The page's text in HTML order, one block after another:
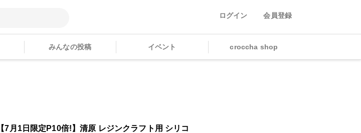
ログイン 会員登録
みんなの投稿 イベント croccha shop
【7月1日限定P10倍!】清原 レジンクラフト用 シリコ